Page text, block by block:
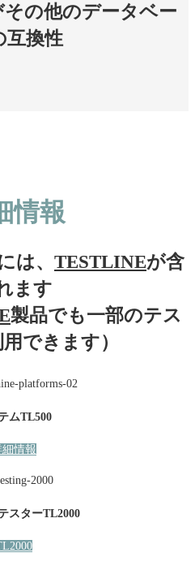
の他のデータベー
互換性
情報
は、 TESTLINEが含
ます
製品でも一部のテス
できます）
ムTL500
細情報
スターTL2000